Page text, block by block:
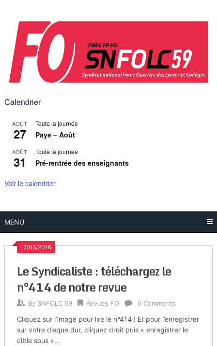
content
Calendrier
AOÛT
27
Toute la journée
Paye – Août
AOÛT
31
Toute la journée
Pré-rentrée des enseignants
Voir le calendrier
MENU
17/06/2016
Le Syndicaliste : téléchargez le
n°414 de notre revue
By SNFOLC 59 Revues FO 0 Comments
Cliquez sur l’image pour lire le n°414 ! Et pour l’enregistrer
sur votre disque dur, cliquez droit puis « enregistrer le
cible sous »…